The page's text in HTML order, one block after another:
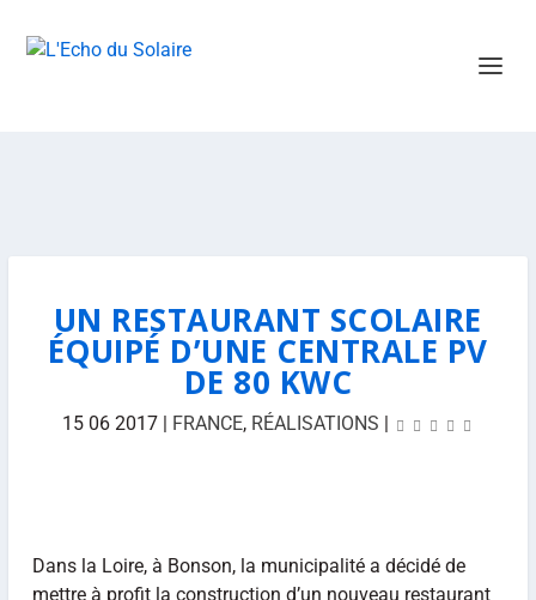
UN RESTAURANT SCOLAIRE
ÉQUIPÉ D’UNE CENTRALE PV
DE 80 KWC
15 06 2017 | FRANCE, RÉALISATIONS |
Dans la Loire, à Bonson, la municipalité a décidé de
mettre à profit la construction d’un nouveau restaurant